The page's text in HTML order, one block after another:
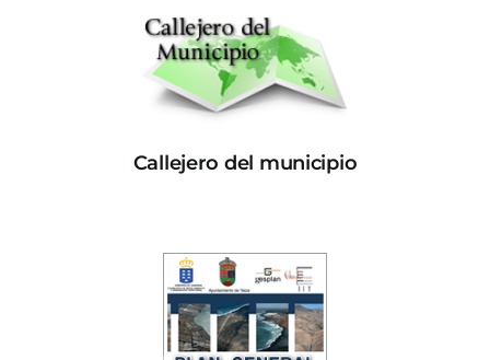
Callejero del municipio